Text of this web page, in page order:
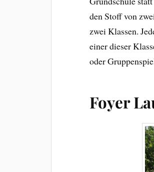
den Stoff von
zwei Klassen.
einer dieser
oder
Foyer